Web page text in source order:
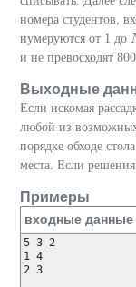
номера студентов,
нумеруются от 1 до
и не превосходят
Выходные
Если искомая
любой из возможных
порядке обходе
места. Если решения
Примеры
входные данные
5 3 2
1 4
2 3